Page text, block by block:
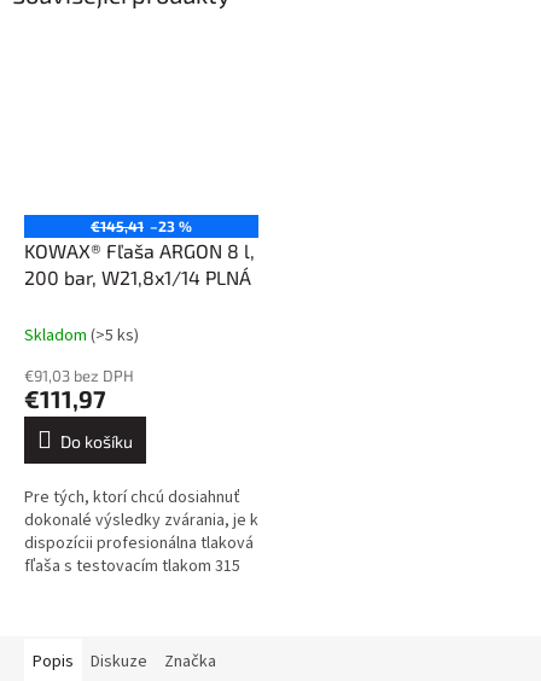
€145,41 –23 %
KOWAX® Fľaša ARGON 8 l,
200 bar, W21,8x1/14 PLNÁ
Skladom (>5 ks)
€91,03 bez DPH
€111,97
Do košíku
Pre tých, ktorí chcú dosiahnuť
dokonalé výsledky zvárania, je k
dispozícii profesionálna tlaková
fľaša s testovacím tlakom 315
Popis Diskuze Značka